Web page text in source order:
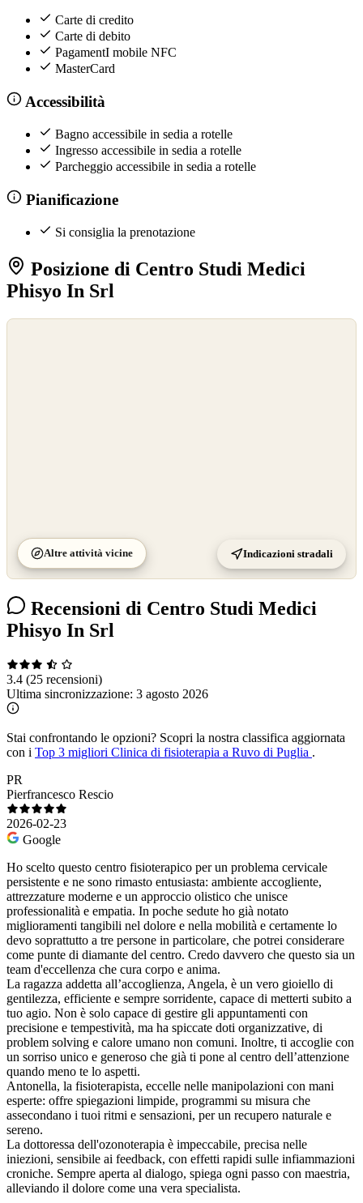
Carte di credito
Carte di debito
PagamentI mobile NFC
MasterCard
Accessibilità
Bagno accessibile in sedia a rotelle
Ingresso accessibile in sedia a rotelle
Parcheggio accessibile in sedia a rotelle
Pianificazione
Si consiglia la prenotazione
Posizione di Centro Studi Medici
Phisyo In Srl
Altre attività vicine Indicazioni stradali
Recensioni di Centro Studi Medici
Phisyo In Srl
3.4 (25 recensioni)
Ultima sincronizzazione: 3 agosto 2026
Stai confrontando le opzioni? Scopri la nostra classifica aggiornata
con i Top 3 migliori Clinica di fisioterapia a Ruvo di Puglia .
PR
Pierfrancesco Rescio
2026-02-23
Google
Ho scelto questo centro fisioterapico per un problema cervicale
persistente e ne sono rimasto entusiasta: ambiente accogliente,
attrezzature moderne e un approccio olistico che unisce
professionalità e empatia. In poche sedute ho già notato
miglioramenti tangibili nel dolore e nella mobilità e certamente lo
devo soprattutto a tre persone in particolare, che potrei considerare
come punte di diamante del centro. Credo davvero che questo sia un
team d'eccellenza che cura corpo e anima.
La ragazza addetta all’accoglienza, Angela, è un vero gioiello di
gentilezza, efficiente e sempre sorridente, capace di metterti subito a
tuo agio. Non è solo capace di gestire gli appuntamenti con
precisione e tempestività, ma ha spiccate doti organizzative, di
problem solving e calore umano non comuni. Inoltre, ti accoglie con
un sorriso unico e generoso che già ti pone al centro dell’attenzione
quando meno te lo aspetti.
Antonella, la fisioterapista, eccelle nelle manipolazioni con mani
esperte: offre spiegazioni limpide, programmi su misura che
assecondano i tuoi ritmi e sensazioni, per un recupero naturale e
sereno.
La dottoressa dell'ozonoterapia è impeccabile, precisa nelle
iniezioni, sensibile ai feedback, con effetti rapidi sulle infiammazioni
croniche. Sempre aperta al dialogo, spiega ogni passo con maestria,
alleviando il dolore come una vera specialista.